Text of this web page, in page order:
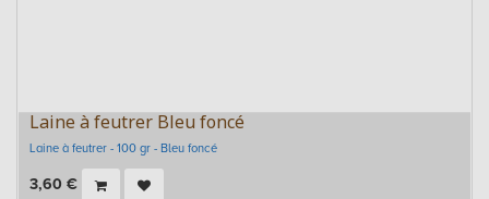
Laine à feutrer Bleu foncé
Laine à feutrer - 100 gr - Bleu foncé
3,60 €